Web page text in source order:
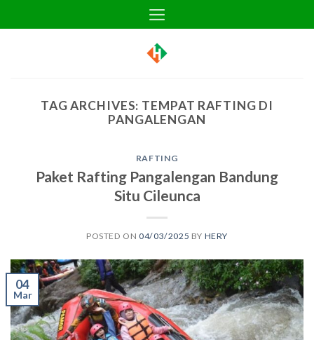
to
TAG ARCHIVES: TEMPAT RAFTING DI
PANGALENGAN
RAFTING
Paket Rafting Pangalengan Bandung
Situ Cileunca
POSTED ON04/03/2025 BY HERY
04
Mar